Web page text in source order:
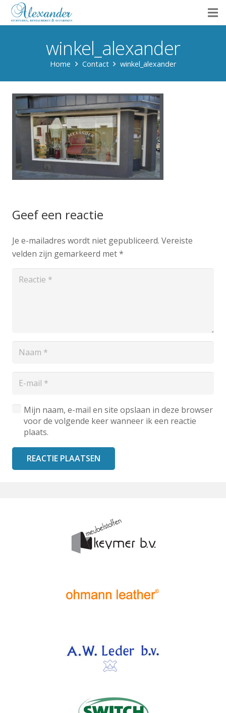
winkel_alexander
Home Contact winkel_alexander
Geef een reactie
Je e-mailadres wordt niet gepubliceerd. Vereiste
velden zijn gemarkeerd met*
Mijn naam, e-mail en site opslaan in deze browser
voor de volgende keer wanneer ik een reactie
plaats.
REACTIE PLAATSEN